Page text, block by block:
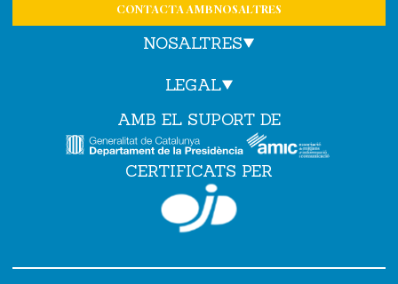
CONTACTA AMB NOSALTRES
NOSALTRES
LEGAL
AMB EL SUPORT DE
CERTIFICATS PER